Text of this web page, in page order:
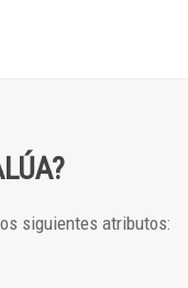
siguientes atributos: